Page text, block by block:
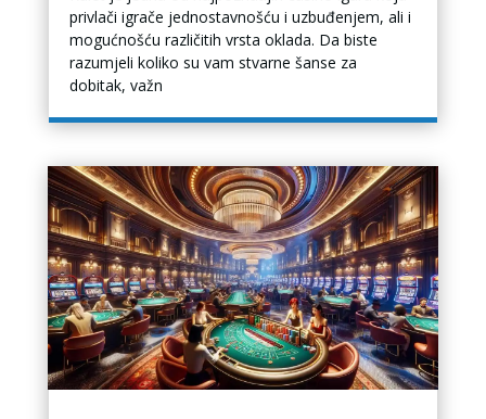
privlači igrače jednostavnošću i uzbuđenjem, ali i
mogućnošću različitih vrsta oklada. Da biste
razumjeli koliko su vam stvarne šanse za
dobitak, važn